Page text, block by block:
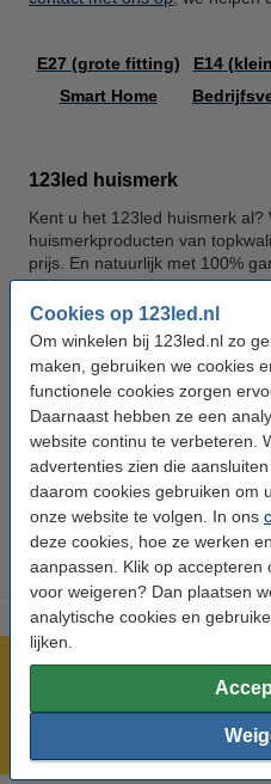
Cookies op 123led.nl
Om winkelen bij 123led.nl zo
maken, gebruiken we cookies
functionele cookies zorgen
Daarnaast hebben ze een
website continu te verbeteren.
advertenties zien die
daarom cookies gebruiken om
onze website te volgen. In ons
deze cookies, hoe ze werken
aanpassen. Klik op accepteren
voor weigeren? Dan plaatsen
analytische cookies en
lijken.
E27 (grote fitting) E14
Smart Home
123led huismerk
Kent u het 123led huismerk al?
huismerkproducten van
prijs. En natuurlijk met 100%
uw slimme keuze!
Ontdek het 123led huismerk
Led verlichting
Wij hebben honderden typen
van bekende merken op
kwalitatief goede en voordelige
aan standaard E27, E14 en
kerstverlichting, led TL buizen
Meer dan 5 miljoen klanten!